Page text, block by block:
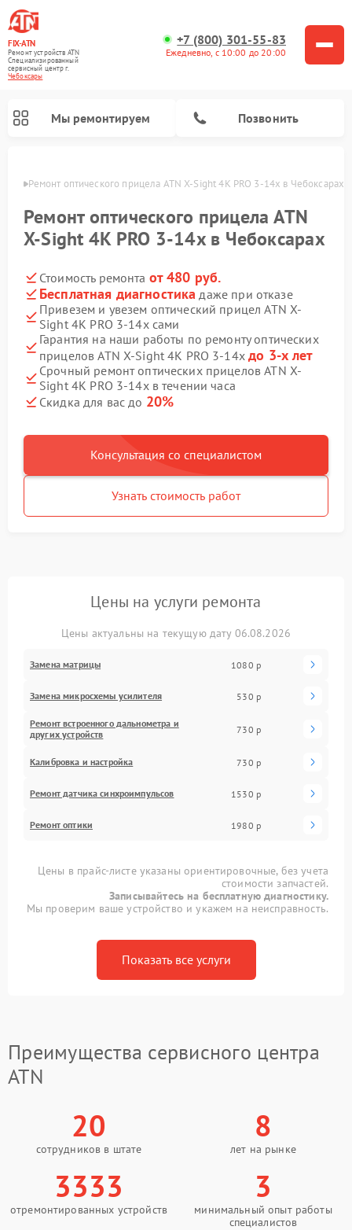
FIX-ATN
Ремонт устройств ATN
Специализированный
cервисный центр г.
Чебоксары
+7 (800) 301-55-83
Ежедневно, с 10:00 до 20:00
Мы ремонтируем Позвонить
Ремонт оптического прицела ATN X-Sight 4K PRO 3-14x в Чебоксарах
Ремонт оптического прицела ATN
X-Sight 4K PRO 3-14x в Чебоксарах
Стоимость ремонта от 480 руб.
Бесплатная диагностика даже при отказе
Привезем и увезем оптический прицел ATN X-
Sight 4K PRO 3-14x сами
Гарантия на наши работы по ремонту оптических
прицелов ATN X-Sight 4K PRO 3-14xдо 3-х лет
Срочный ремонт оптических прицелов ATN X-
Sight 4K PRO 3-14x в течении часа
Скидка для вас до 20%
Консультация со специалистом
Узнать стоимость работ
Цены на услуги ремонта
Цены актуальны на текущую дату 06.08.2026
Замена матрицы 1080 р
Замена микросхемы усилителя 530 р
Ремонт встроенного дальнометра и
других устройств
730 р
Калибровка и настройка 730 р
Ремонт датчика синхроимпульсов 1530 р
Ремонт оптики 1980 р
Цены в прайс-листе указаны ориентировочные, без учета
стоимости запчастей.
Записывайтесь на бесплатную диагностику.
Мы проверим ваше устройство и укажем на неисправность.
Показать все услуги
Преимущества сервисного центра
ATN
20
сотрудников в штате
8
лет на рынке
3333
отремонтированных устройств
3
минимальный опыт работы
специалистов